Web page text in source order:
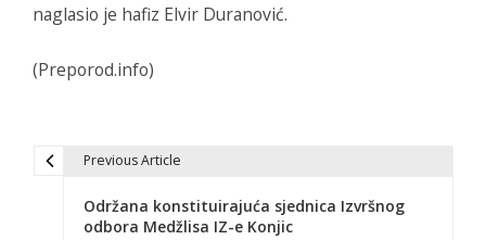
naglasio je hafiz Elvir Duranović.
(Preporod.info)
Previous Article
Održana konstituirajuća sjednica Izvršnog
odbora Medžlisa IZ-e Konjic